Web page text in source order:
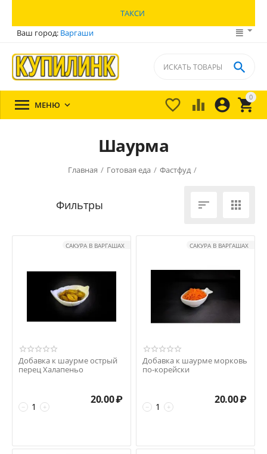
ТАКСИ
Ваш город: Варгаши
0


 

 МЕНЮ 
Шаурма
Главная / Готовая еда / Фастфуд /
 
САКУРА В ВАРГАШАХ
Добавка к шаурме острый
перец Халапеньо
+
−
20.00₽
САКУРА В ВАРГАШАХ
Добавка к шаурме морковь
по-корейски
+
−
20.00₽